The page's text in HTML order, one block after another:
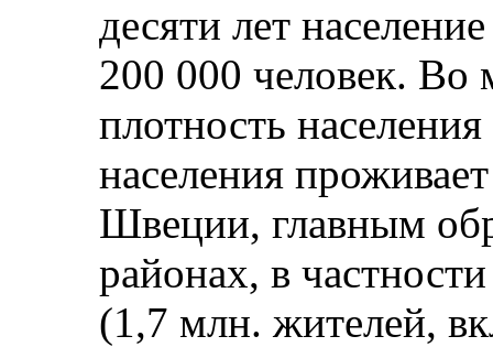
десяти лет
200 000 человек. Во
плотность
населения
Швеции, главным
районах, в
(1,7 млн. жителей,